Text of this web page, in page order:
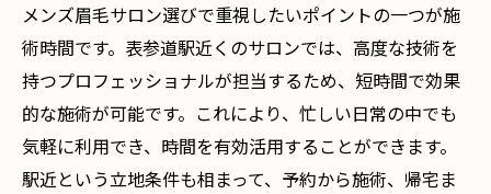
メンズ眉毛サロン選びで重視したいポイントの一つが施
術時間です。表参道駅近くのサロンでは、高度な技術を
持つプロフェッショナルが担当するため、短時間で効果
的な施術が可能です。これにより、忙しい日常の中でも
気軽に利用でき、時間を有効活用することができます。
駅近という立地条件も相まって、予約から施術、帰宅ま